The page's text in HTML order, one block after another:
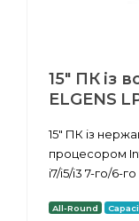
15" ПК із
ELGENS
15" ПК із
процесором
i7/i5/i3 7-го/6-
All-Round